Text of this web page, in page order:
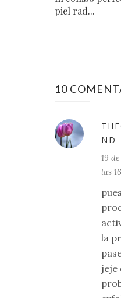
piel rad...
10
ND
19
las
la
jeje